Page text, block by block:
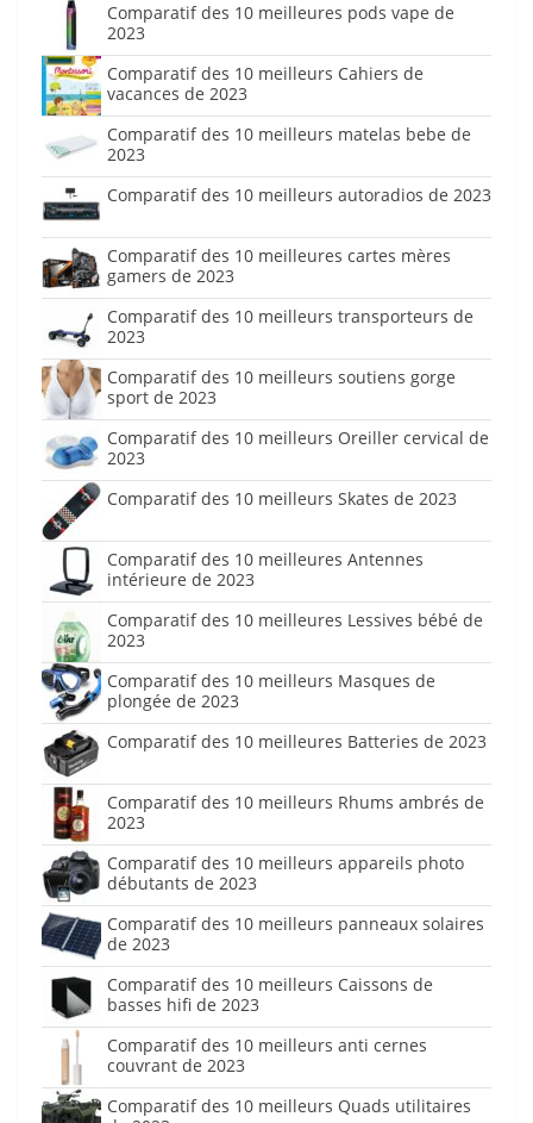
Comparatif des 10 meilleures pods vape de
2023
Comparatif des 10 meilleurs Cahiers de
vacances de 2023
Comparatif des 10 meilleurs matelas bebe de
2023
Comparatif des 10 meilleurs autoradios de 2023
Comparatif des 10 meilleures cartes mères
gamers de 2023
Comparatif des 10 meilleurs transporteurs de
2023
Comparatif des 10 meilleurs soutiens gorge
sport de 2023
Comparatif des 10 meilleurs Oreiller cervical de
2023
Comparatif des 10 meilleurs Skates de 2023
Comparatif des 10 meilleures Antennes
intérieure de 2023
Comparatif des 10 meilleures Lessives bébé de
2023
Comparatif des 10 meilleurs Masques de
plongée de 2023
Comparatif des 10 meilleures Batteries de 2023
Comparatif des 10 meilleurs Rhums ambrés de
2023
Comparatif des 10 meilleurs appareils photo
débutants de 2023
Comparatif des 10 meilleurs panneaux solaires
de 2023
Comparatif des 10 meilleurs Caissons de
basses hifi de 2023
Comparatif des 10 meilleurs anti cernes
couvrant de 2023
Comparatif des 10 meilleurs Quads utilitaires